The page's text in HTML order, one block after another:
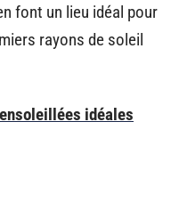
font un lieu idéal pour
rayons de soleil
idéales